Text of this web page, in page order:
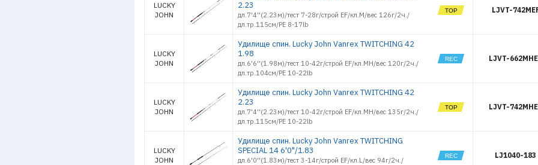
LUCKY
JOHN
2.23
дл.7'4''(2.23м)/тест 7-28г/строй EF/кл.M/вес 126г/2ч./
дл.тр.115см/PE 8-17lb
LJVT-
LUCKY
JOHN
Удилище спин. Lucky John Vanrex TWITCHING 42
1.98
дл.6'6''(1.98м)/тест 10-42г/строй EF/кл.MH/вес 120г/2ч./
дл.тр.104см/PE 10-22lb
LJVT-
LUCKY
JOHN
Удилище спин. Lucky John Vanrex TWITCHING 42
2.23
дл.7'4''(2.23м)/тест 10-42г/строй EF/кл.MH/вес 135г/2ч./
дл.тр.115см/PE 10-22lb
LJVT-
LUCKY
JOHN
Удилище спин. Lucky John Vanrex TWITCHING
SPECIAL 14 6'0"/1.83
дл.6'0''(1.83м)/тест 3-14г/строй EF/кл.L/вес 94г/2ч./
LJ1040-183